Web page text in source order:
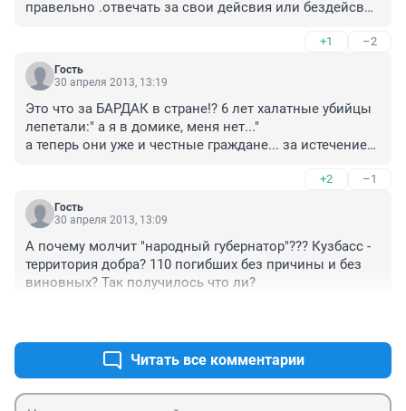
правельно .отвечать за свои дейсвия или бездейсвия
+1 –2
Гость
30 апреля 2013, 13:19
Это что за БАРДАК в стране!? 6 лет халатные убийцы
лепетали:" а я в домике, меня нет..."
а теперь они уже и честные граждане... за истечением
Такие судебные решения дискредитируют само
понятие ПРАВОСУДИЯ!
Зато судебные приставы долбят алиментщиков и
не канает, поскольку очень "опасные деяния" против
гос-ва, это Вам не каких-то 110 шахтеров уморить....
+2 –1
Гость
30 апреля 2013, 13:09
А почему молчит "народный губернатор"??? Кузбасс -
территория добра? 110 погибших без причины и без
виновных? Так получилось что ли?
Читать все комментарии